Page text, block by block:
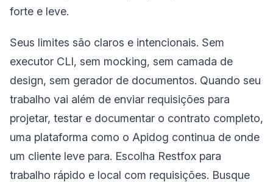
forte e leve.
Seus limites são claros e intencionais. Sem
executor CLI, sem mocking, sem camada de
design, sem gerador de documentos. Quando seu
trabalho vai além de enviar requisições para
projetar, testar e documentar o contrato completo,
uma plataforma como o Apidog continua de onde
um cliente leve para. Escolha Restfox para
trabalho rápido e local com requisições. Busque